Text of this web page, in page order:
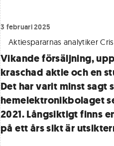
3 februari 2025
Aktiespararnas analytiker
Vikande försäljning,
kraschad aktie och en
Det har varit minst sagt
hemelektronikbolaget
2021. Långsiktigt finns
på ett års sikt är